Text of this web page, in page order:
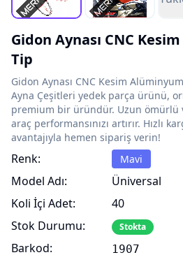
Gidon Aynası CNC
Tip
Gidon Aynası CNC Kesim
Ayna Çeşitleri yedek parça ürünü,
premium bir üründür. Uzun ömürlü
araç performansınızı artırır. Hızlı
avantajıyla hemen sipariş verin!
Renk:
Model Adı:
Koli İçi Adet:
Stok Durumu:
Barkod:
Mavi
Üniversal
40
Stokta
1907